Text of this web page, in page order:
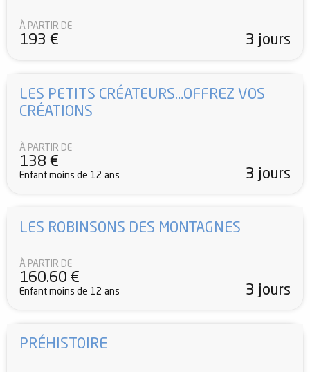
À PARTIR DE
193 € 3 jours
LES PETITS CRÉATEURS…OFFREZ VOS
CRÉATIONS
À PARTIR DE
138 €
Enfant moins de 12 ans 3 jours
LES ROBINSONS DES MONTAGNES
À PARTIR DE
160.60 €
Enfant moins de 12 ans 3 jours
PRÉHISTOIRE